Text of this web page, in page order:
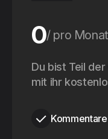
0 pro Monat
0 pro Jahr
Du bist Teil
mit ihr